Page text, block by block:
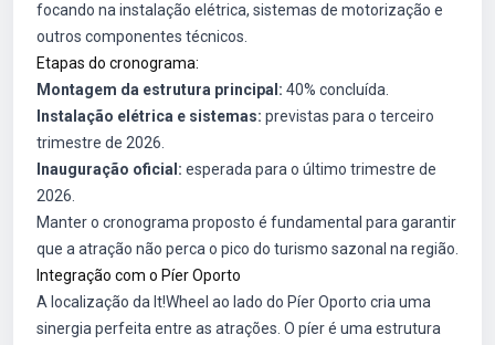
focando na instalação elétrica, sistemas de motorização e
outros componentes técnicos.
Etapas do cronograma:
Montagem da estrutura principal: 40% concluída.
Instalação elétrica e sistemas: previstas para o terceiro
trimestre de 2026.
Inauguração oficial: esperada para o último trimestre de
2026.
Manter o cronograma proposto é fundamental para garantir
que a atração não perca o pico do turismo sazonal na região.
Integração com o Píer Oporto
A localização da It!Wheel ao lado do Píer Oporto cria uma
sinergia perfeita entre as atrações. O píer é uma estrutura